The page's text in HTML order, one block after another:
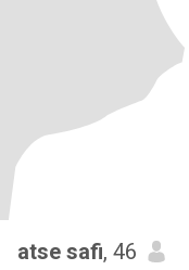
atse safi, 46